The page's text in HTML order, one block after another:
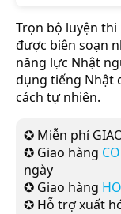
Trọn bộ luyện
được biên soạn
năng lực Nhật
dụng tiếng Nhật
cách tự nhiên.
✪ Miễn phí
✪ Giao hàng
ngày
✪ Giao hàng
✪ Hỗ trợ xuất